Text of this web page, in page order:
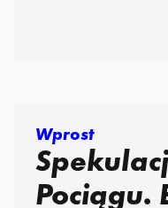
Wprost
Pociągu.